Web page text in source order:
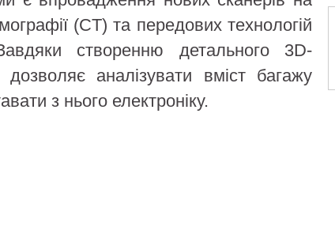
(CT) та передових технологій
Завдяки створенню детального 3D-
аналізувати вміст багажу
з нього електроніку.